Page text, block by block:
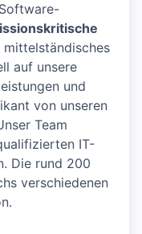
mittelständisches
auf unsere
und
von unseren
Team
IT-
Die rund 200
verschiedenen